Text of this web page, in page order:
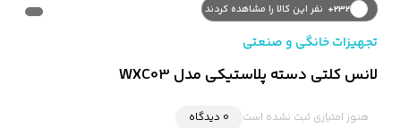
232+ نفر این کالا را مشاهده کردند
تجهیزات خانگی و صنعتی
لانس کلتی دسته پلاستیکی مدل WXC03
هنوز امتیازی ثبت نشده است 0 دیدگاه